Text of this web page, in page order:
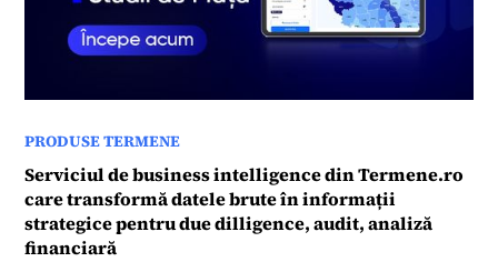
PRODUSE TERMENE
Serviciul de business intelligence din Termene.ro
care transformă datele brute în informații
strategice pentru due dilligence, audit, analiză
financiară